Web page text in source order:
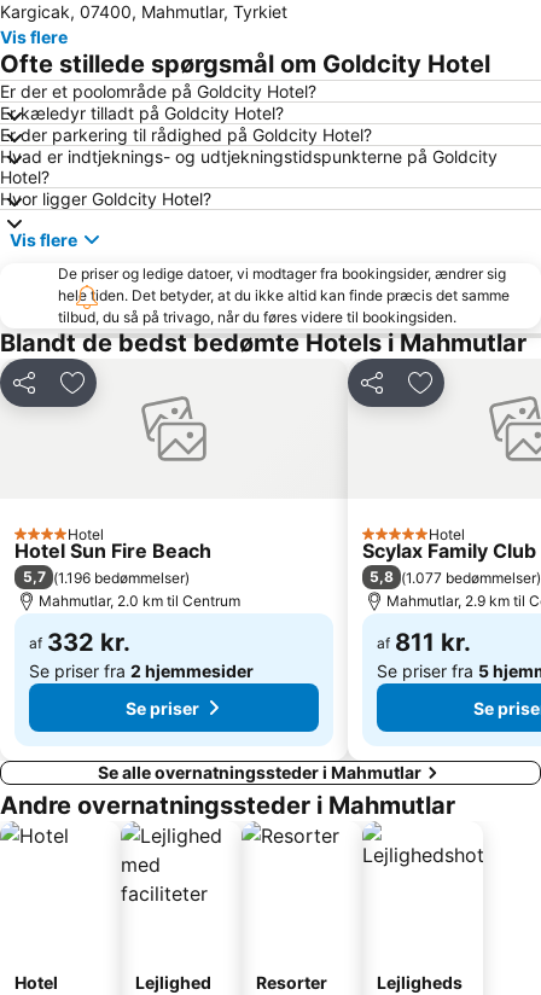
Damlatas Cave
Statue of Ataturk
Damlatas Aqua Center
Alanya Bus Terminal
Summer Garden
Dim Cave
Dim River
Keykubat Beach
Alarahan
Alara Castle
Portakal Plajı
Suleymaniye Mosque
Alanya Triatlon
Kargicak, 07400, Mahmutlar, Tyrkiet
Vis flere
Ofte stillede spørgsmål om Goldcity Hotel
Er der et poolområde på Goldcity Hotel?
Er kæledyr tilladt på Goldcity Hotel?
Er der parkering til rådighed på Goldcity Hotel?
Hvad er indtjeknings- og udtjekningstidspunkterne på Goldcity
Hotel?
Hvor ligger Goldcity Hotel?
Vis flere
De priser og ledige datoer, vi modtager fra bookingsider, ændrer sig
hele tiden. Det betyder, at du ikke altid kan finde præcis det samme
tilbud, du så på trivago, når du føres videre til bookingsiden.
Blandt de bedst bedømte Hotels i Mahmutlar
Del Føj til favoritter
4 Stjerner
Hotel
Hotel Sun Fire Beach
5,7 (1.196 bedømmelser)
Mahmutlar, 2.0 km til Centrum
af 332 kr.
Se priser fra 2 hjemmesider
Se priser
Del Føj til
5 StjernerHotel
Scylax Family
5,8 (1.077 bedømmelser)
Mahmutlar, 2.9 km til
af 811 kr.
Se priser fra 5
Se
Se alle overnatningssteder i Mahmutlar
Andre overnatningssteder i Mahmutlar
Hotel
Lejlighed
Resorter
Lejligheds